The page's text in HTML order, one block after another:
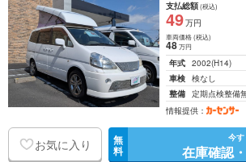
支払総額(税込)
49万円
車両価格(税込)
48万円
年式 2002(H14)
車検 検なし
整備 定期点検整備
情報提供：
お気に入り 無
料
今
在庫確認